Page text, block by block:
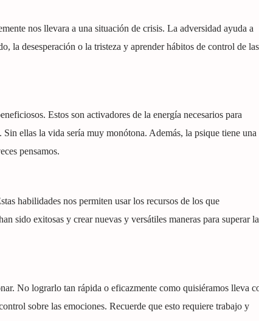
nos llevara a una situación de crisis. La adversidad ayuda a
la desesperación o la tristeza y aprender hábitos de control de las
Estos son activadores de la energía necesarios para
ellas la vida sería muy monótona. Además, la psique tiene una
pensamos.
habilidades nos permiten usar los recursos de los que
sido exitosas y crear nuevas y versátiles maneras para superar la
No lograrlo tan rápida o eficazmente como quisiéramos lleva
sobre las emociones. Recuerde que esto requiere trabajo y